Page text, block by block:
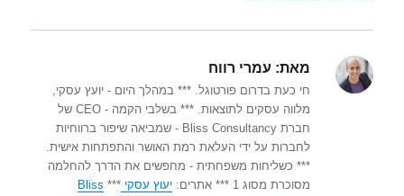
מאת: עמרי רווח
חי כעת בדרום פורטוגל. *** במהלך היום - יועץ עסקי,
מלווה עסקים לתוצאות. *** בשלבי הקמה - CEO של
חברת Bliss Consultancy - שמביאה שיפור ברווחיות
לחברות על ידי העלאת רמת האושר והתפתחות אישית.
*** כשליחות משפחתית - מחפשים את הדרך להחלמה
מסוכרת מסוג 1 *** אתרים:
יעוץ עסקי***
Bliss